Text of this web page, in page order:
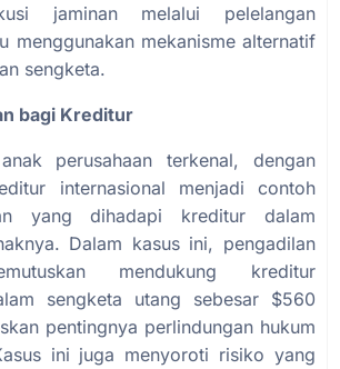
jaminan melalui pelelangan
menggunakan mekanisme alternatif
sengketa.
bagi Kreditur
perusahaan terkenal, dengan
internasional menjadi contoh
yang dihadapi kreditur dalam
Dalam kasus ini, pengadilan
mendukung kreditur
sengketa utang sebesar $560
pentingnya perlindungan hukum
ini juga menyoroti risiko yang